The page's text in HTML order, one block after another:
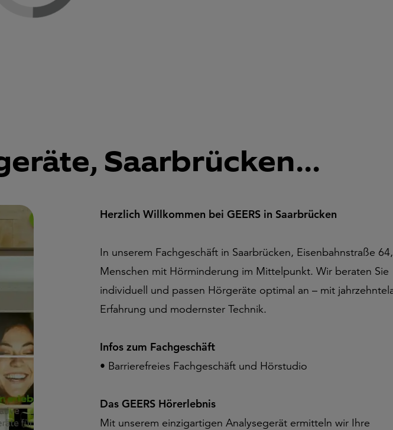
Saarbrücken...
Herzlich Willkommen bei GEERS in Saarbrücken
In unserem Fachgeschäft in Saarbrücken, Eisenbahnstraße
Menschen mit Hörminderung im Mittelpunkt. Wir beraten Sie
individuell und passen Hörgeräte optimal an – mit
Erfahrung und modernster Technik.
Infos zum Fachgeschäft
• Barrierefreies Fachgeschäft und Hörstudio
Das GEERS Hörerlebnis
Mit unserem einzigartigen Analysegerät ermitteln wir Ihre